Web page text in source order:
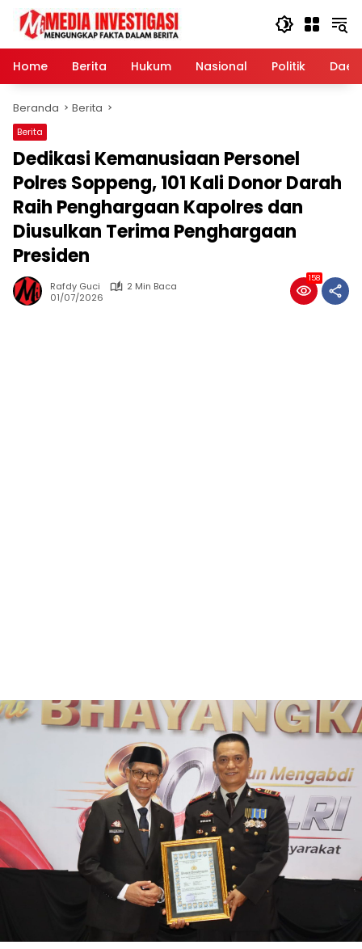
Langsung
konten
Home
Berita Hukum Nasional Politik
Beranda Berita
Berita
Dedikasi Kemanusiaan Personel
Polres Soppeng, 101 Kali Donor Darah
Raih Penghargaan Kapolres dan
Diusulkan Terima Penghargaan
Presiden
Rafdy Guci
2 Min Baca
01/07/2026
158